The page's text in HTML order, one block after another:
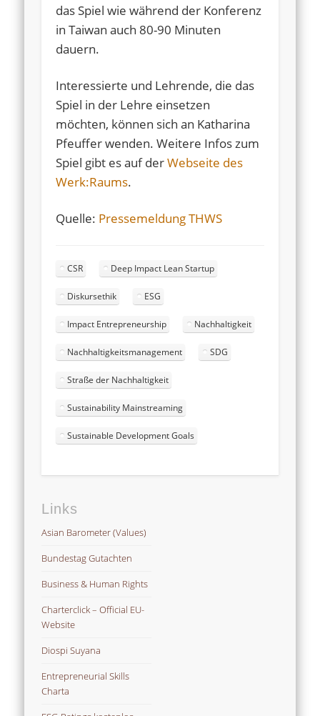
das Spiel wie während der Konferenz
in Taiwan auch 80-90 Minuten
dauern.
Interessierte und Lehrende, die das
Spiel in der Lehre einsetzen
möchten, können sich an Katharina
Pfeuffer wenden. Weitere Infos zum
Spiel gibt es auf derWebseite des
Werk:Raums.
Quelle: PressemeldungTHWS
CSR Deep Impact Lean Startup
Diskursethik ESG
Impact Entrepreneurship Nachhaltigkeit
Nachhaltigkeitsmanagement SDG
Straße der Nachhaltigkeit
Sustainability Mainstreaming
Sustainable Development Goals
Links
Asian Barometer (Values)
Bundestag Gutachten
Business & Human Rights
Charterclick – Official EU-
Website
Diospi Suyana
Entrepreneurial Skills
Charta